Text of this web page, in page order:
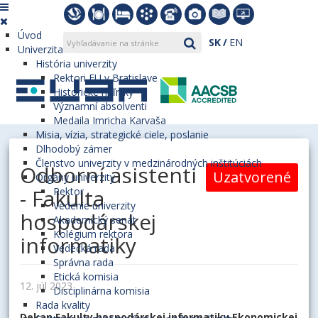
SK EN
Úvod
Univerzita
História univerzity
Rektori EU v Bratislave
Historické míľniky
Významní absolventi
Medaila Imricha Karvaša
Misia, vízia, strategické ciele, poslanie
Dlhodobý zámer
Členstvo univerzity v medzinárodných inštitúciách
Orgány univerzity
Rektor
Vedenie univerzity
Akademický senát
Kolégium rektora
Vedecká rada
Správna rada
Etická komisia
Disciplinárna komisia
Rada kvality
Odborní asistenti
- Fakulta
hospodárskej
informatiky
Uzatvorené
12. júl 2023